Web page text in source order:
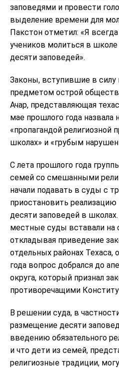
заповедями и провести
выделение времени для
Пакстон отметил: «Я
учеников молиться в
десяти заповедей».
Законы, вступившие в силу
предметом острой
Ачар, представляющая
мае прошлого года назвала
«пропагандой религиозной
школах» и «грубым
С лета прошлого года
семей со смешанными
начали подавать в суды с
приостановить
десяти заповедей в
местные суды вставали на
откладывая приведение
отдельных районах Техаса,
года вопрос добрался до
округа, который признал
противоречащими
В решении суда, в
размещение десяти
введению обязательного
и что дети из семей,
религиозные традиции,